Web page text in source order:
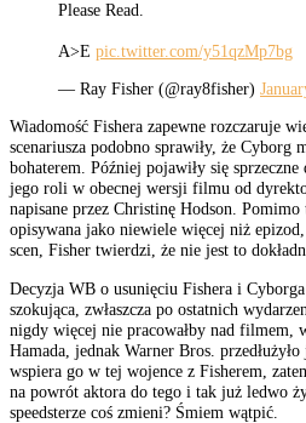
Please Read.
A>E pic.twitter.com/y51qzMp7bg
— Ray Fisher (@ray8fisher)
Wiadomość Fishera zapewne rozczaruje
scenariusza podobno sprawiły, że Cyborg
bohaterem. Później pojawiły się
jego roli w obecnej wersji filmu od
napisane przez Christinę Hodson.
opisywana jako niewiele więcej niż
scen, Fisher twierdzi, że nie jest to
Decyzja WB o usunięciu Fishera i
szokująca, zwłaszcza po ostatnich
nigdy więcej nie pracowałby nad filmem,
Hamada, jednak Warner Bros.
wspiera go w tej wojence z Fisherem,
na powrót aktora do tego i tak już ledwo
speedsterze coś zmieni? Śmiem wątpić.